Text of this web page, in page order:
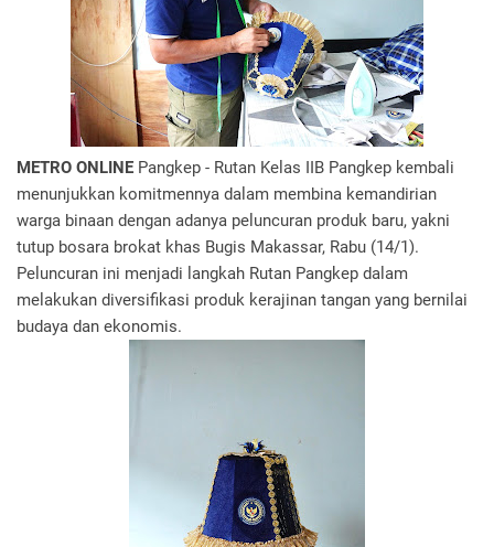
METRO ONLINE Pangkep - Rutan Kelas IIB Pangkep kembali
menunjukkan komitmennya dalam membina kemandirian
warga binaan dengan adanya peluncuran produk baru, yakni
tutup bosara brokat khas Bugis Makassar, Rabu (14/1).
Peluncuran ini menjadi langkah Rutan Pangkep dalam
melakukan diversifikasi produk kerajinan tangan yang bernilai
budaya dan ekonomis.